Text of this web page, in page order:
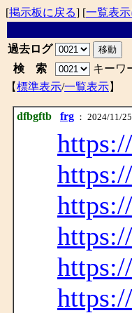
[掲示板に戻る] [一覧表
過去ログ
検 索
キーワ
【標準表示/一覧表示】
dfbgftb frg ： 2024/11/